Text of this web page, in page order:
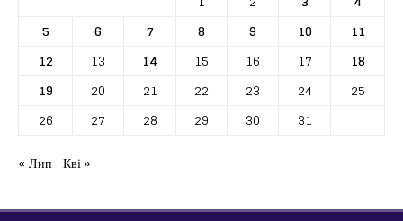
5
6 7 8 9 10
11
12
13 14 15 16 17
18
19
20 21 22 23 24
25
26
27 28 29 30
31
« Лип Кві »